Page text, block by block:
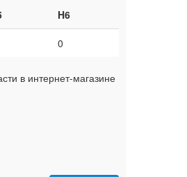
H6
0
в интернет-магазине